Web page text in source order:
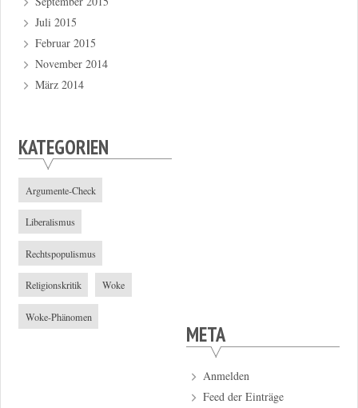
Juli 2015
Februar 2015
November 2014
März 2014
KATEGORIEN
Argumente-Check
Liberalismus
Rechtspopulismus
Religionskritik Woke
Woke-Phänomen
META
Anmelden
Feed der Einträge